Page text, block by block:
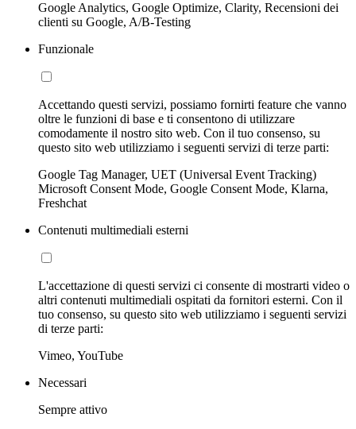
Google Analytics, Google Optimize, Clarity, Recensioni dei
clienti su Google, A/B-Testing
Funzionale
Accettando questi servizi, possiamo fornirti feature che vanno
oltre le funzioni di base e ti consentono di utilizzare
comodamente il nostro sito web. Con il tuo consenso, su
questo sito web utilizziamo i seguenti servizi di terze parti:
Google Tag Manager, UET (Universal Event Tracking)
Microsoft Consent Mode, Google Consent Mode, Klarna,
Freshchat
Contenuti multimediali esterni
L'accettazione di questi servizi ci consente di mostrarti video o
altri contenuti multimediali ospitati da fornitori esterni. Con il
tuo consenso, su questo sito web utilizziamo i seguenti servizi
di terze parti:
Vimeo, YouTube
Necessari
Sempre attivo